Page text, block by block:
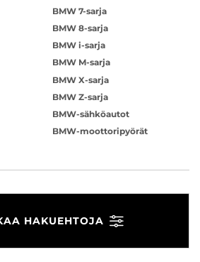
BMW 7-sarja
BMW 8-sarja
BMW i-sarja
BMW M-sarja
BMW X-sarja
BMW Z-sarja
BMW-sähköautot
BMW-moottoripyörät
HAKUEHTOJA